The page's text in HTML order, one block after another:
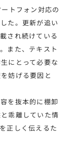
トフォン対応の
た。更新が追い
され続けている
また、テキスト
にとって必要な
妨げる要因と
を抜本的に棚卸
乖離していた情
正しく伝えるた